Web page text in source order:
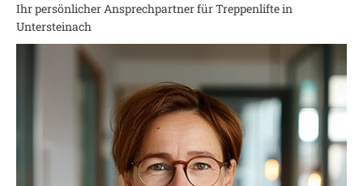
Ihr persönlicher Ansprechpartner für Treppenlifte in
Untersteinach